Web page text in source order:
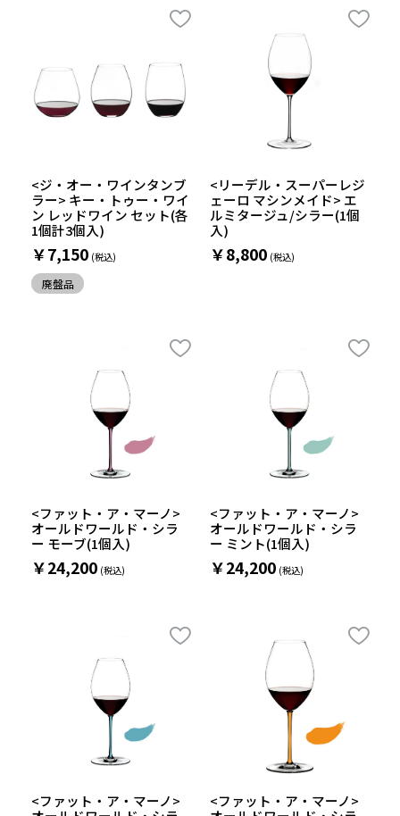
<ジ・オー・ワインタンブ
ラー> キー・トゥー・ワイ
ン レッドワイン セット(各
1個計3個入)
￥7,150
廃盤品
<リーデル・スーパーレジ
ェーロ マシンメイド> エ
ルミタージュ/シラー(1個
入)
￥8,800
<ファット・ア・マーノ>
オールドワールド・シラ
ー モーブ(1個入)
￥24,200
<ファット・ア・マーノ>
オールドワールド・シラ
ー ミント(1個入)
￥24,200
<ファット・ア・マーノ>
<ファット・ア・マーノ>